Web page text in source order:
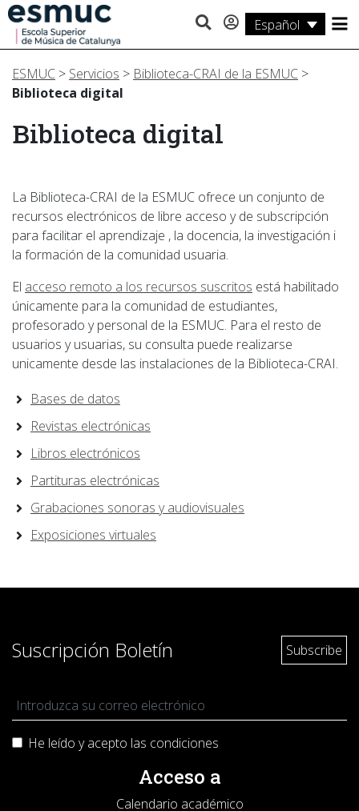
Español
Estudios
Investigación
ESMUC > Servicios > Biblioteca-CRAI de la ESMUC >
Biblioteca digital
Biblioteca digital
La Biblioteca-CRAI de la ESMUC ofrece un conjunto de
recursos electrónicos de libre acceso y de subscripción
para facilitar el aprendizaje , la docencia, la investigación i
la formación de la comunidad usuaria.
El acceso remoto a los recursos suscritos está habilitado
únicamente para la comunidad de estudiantes,
profesorado y personal de la ESMUC. Para el resto de
usuarios y usuarias, su consulta puede realizarse
unicamente desde las instalaciones de la Biblioteca-CRAI.
Bases de datos
Revistas electrónicas
Libros electrónicos
Partituras electrónicas
Grabaciones sonoras y audiovisuales
Exposiciones virtuales
Suscripción Boletín
He leído y acepto las condiciones
Acceso a
Calendario académico